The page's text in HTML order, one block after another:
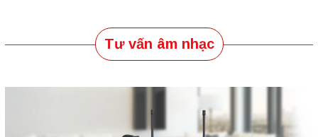
Tư vấn âm nhạc